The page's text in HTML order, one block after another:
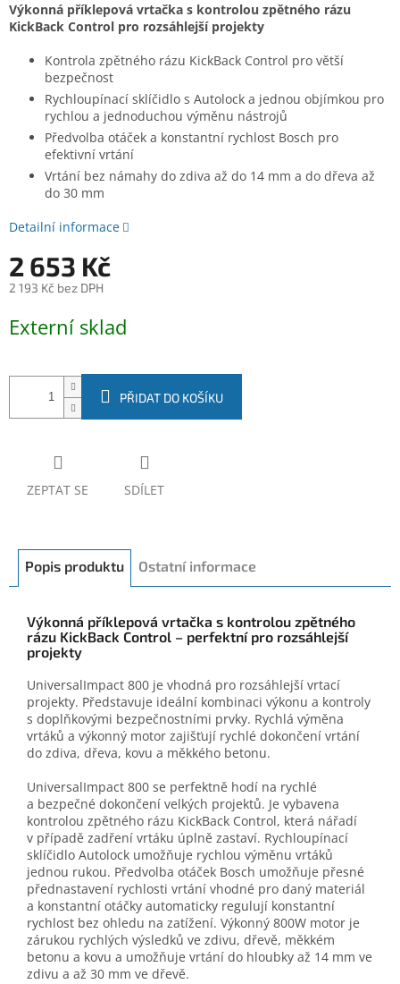
Výkonná příklepová vrtačka s kontrolou zpětného rázu
KickBack Control pro rozsáhlejší projekty
Kontrola zpětného rázu KickBack Control pro větší
bezpečnost
Rychloupínací sklíčidlo s Autolock a jednou objímkou pro
rychlou a jednoduchou výměnu nástrojů
Předvolba otáček a konstantní rychlost Bosch pro
efektivní vrtání
Vrtání bez námahy do zdiva až do 14 mm a do dřeva až
do 30 mm
Detailní informace
2 653 Kč
2 193 Kč bez DPH
cena:
Externí sklad
PŘIDAT DO KOŠÍKU
ZEPTAT SE SDÍLET
Popis produktu Ostatní informace
Výkonná příklepová vrtačka s kontrolou zpětného
rázu KickBack Control – perfektní pro rozsáhlejší
projekty
UniversalImpact 800 je vhodná pro rozsáhlejší vrtací
projekty. Představuje ideální kombinaci výkonu a kontroly
s doplňkovými bezpečnostními prvky. Rychlá výměna
vrtáků a výkonný motor zajišťují rychlé dokončení vrtání
do zdiva, dřeva, kovu a měkkého betonu.
UniversalImpact 800 se perfektně hodí na rychlé
a bezpečné dokončení velkých projektů. Je vybavena
kontrolou zpětného rázu KickBack Control, která nářadí
v případě zadření vrtáku úplně zastaví. Rychloupínací
sklíčidlo Autolock umožňuje rychlou výměnu vrtáků
jednou rukou. Předvolba otáček Bosch umožňuje přesné
přednastavení rychlosti vrtání vhodné pro daný materiál
a konstantní otáčky automaticky regulují konstantní
rychlost bez ohledu na zatížení. Výkonný 800W motor je
zárukou rychlých výsledků ve zdivu, dřevě, měkkém
betonu a kovu a umožňuje vrtání do hloubky až 14 mm ve
zdivu a až 30 mm ve dřevě.